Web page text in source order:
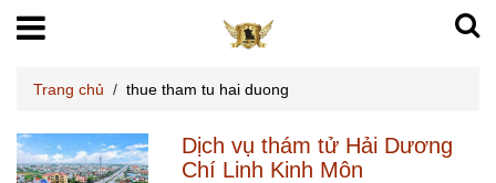
Trang chủ / thue tham tu hai duong
Dịch vụ thám tử Hải Dương
Chí Linh Kinh Môn